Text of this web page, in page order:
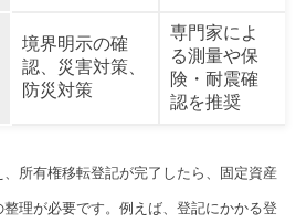
境界明示の確
認、災害対策、
防災対策
専門家によ
る測量や保
険・耐震確
認を推奨
所有権移転登記が完了したら、固定資産
理が必要です。例えば、登記にかかる登